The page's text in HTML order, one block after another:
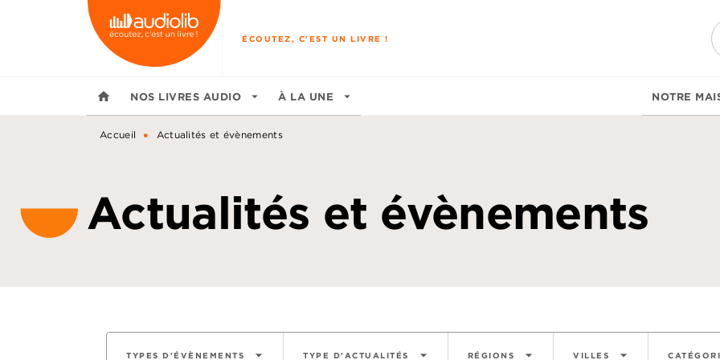
MENU RECHERCHE
ÉCOUTEZ, C'EST UN LIVRE !
home NOS LIVRES AUDIO arrow_drop_down À LA UNE arrow_drop_down NOTRE
Accueil • Actualités et évènements
Actualités et évènements
TYPES D'ÉVÈNEMENTS arrow_drop_down TYPE D'ACTUALITÉS arrow_drop_down RÉGIONS arrow_drop_down VILLES arrow_drop_down